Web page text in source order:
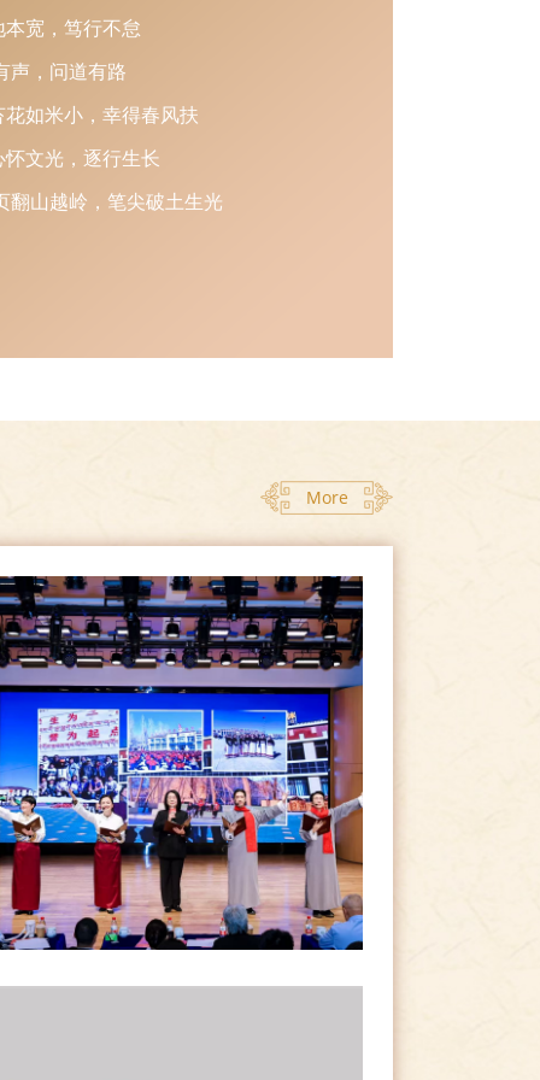
宽，笃行不怠
声，问道有路
如米小，幸得春风扶
文光，逐行生长
翻山越岭，笔尖破土生光
More